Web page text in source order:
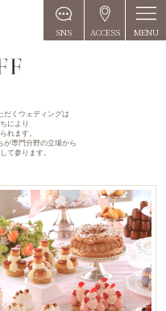
SNS ACCESS MENU
だくウェディングは
により
れます。
が専門分野の立場から
て参ります。